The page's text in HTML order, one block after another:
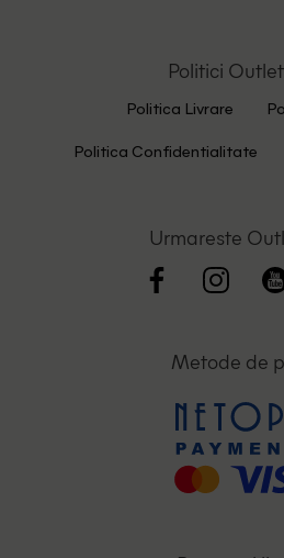
Politici
Politica Livrare
Politica Confidentialitate
Urmareste
Metode de